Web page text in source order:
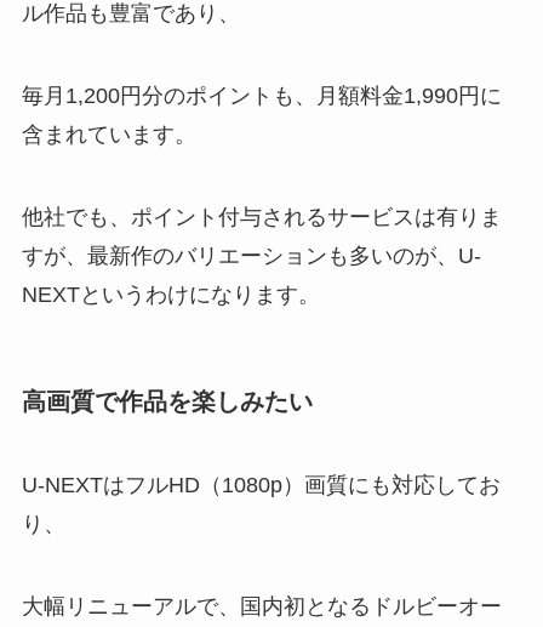
ル作品も豊富であり、
毎月1,200円分のポイントも、月額料金1,990円に
含まれています。
他社でも、ポイント付与されるサービスは有りま
すが、最新作のバリエーションも多いのが、U-
NEXTというわけになります。
高画質で作品を楽しみたい
U-NEXTはフルHD（1080p）画質にも対応してお
り、
大幅リニューアルで、国内初となるドルビーオー